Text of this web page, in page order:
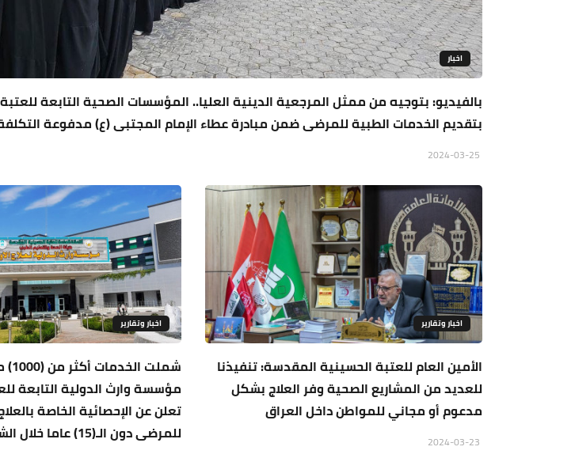
اخبار
بالفيديو: بتوجيه من ممثل المرجعية الدينية العليا.. المؤسسات الصحية التابعة
بتقديم الخدمات الطبية للمرضى ضمن مبادرة عطاء الإمام المجتبى (ع) مدفوعة
اخبار وتقارير
الأمين العام للعتبة الحسينية المقدسة: تنفيذنا
للعديد من المشاريع الصحية وفر العلاج بشكل
مدعوم أو مجاني للمواطن داخل العراق
اخبار وتقارير
مؤسسة وارث الدولية التابعة
تعلن عن الإحصائية الخاصة
للمرضى دون الـ(15) عاما خلال الشهرين الماضيين